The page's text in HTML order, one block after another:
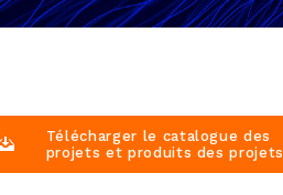
Télécharger le catalogue des
projets et produits des projets